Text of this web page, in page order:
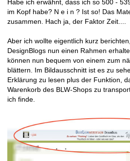
Habe ich erwähnt, dass ich so 500 -
im Kopf habe? N e i n ? Ist so! Das
zusammen. Hach ja, der Faktor Zeit....
Aber ich wollte eigentlich kurz
DesignBlogs nun einen Rahmen
können nun bequem von einem zum
blättern. Im Bildausschnitt ist es zu
Erklärung zu lesen plus der Funktion,
Warenkorb des BLW-Shops zu
ich finde.